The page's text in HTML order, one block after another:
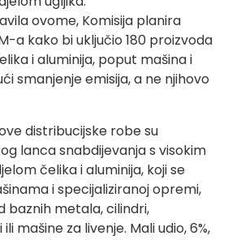
ovome, Komisija planira
a kako bi uključio 180 proizvoda
i aluminija, poput mašina i
smanjenje emisija, a ne njihovo
distribucijske robe su
lanca snabdijevanja s visokim
čelika i aluminija, koji se
i specijaliziranoj opremi,
baznih metala, cilindri,
mašine za livenje. Mali udio, 6%,